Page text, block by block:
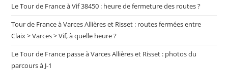
Le Tour de France à Vif 38450 : heure de fermeture des routes ?
Tour de France à Varces Allières et Risset : routes fermées entre
Claix > Varces > Vif, à quelle heure ?
Le Tour de France passe à Varces Allières et Risset : photos du
parcours à J-1